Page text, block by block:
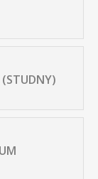
(STUDNY)